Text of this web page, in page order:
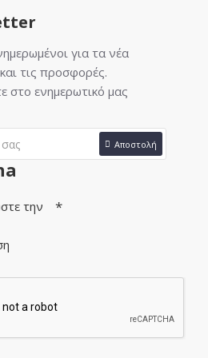
για τα νέα
τις προσφορές.
στο ενημερωτικό μας
Αποστολή
την